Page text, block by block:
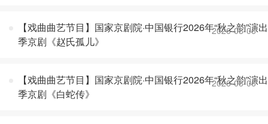
【戏曲曲艺节目】国家京剧院·中国银行2026年“秋之韵”演出
季京剧《赵氏孤儿》
2026-08-06
【戏曲曲艺节目】国家京剧院·中国银行2026年“秋之韵”演出
季京剧《白蛇传》
2026-08-06